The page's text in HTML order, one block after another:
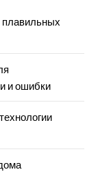
плавильных
и ошибки